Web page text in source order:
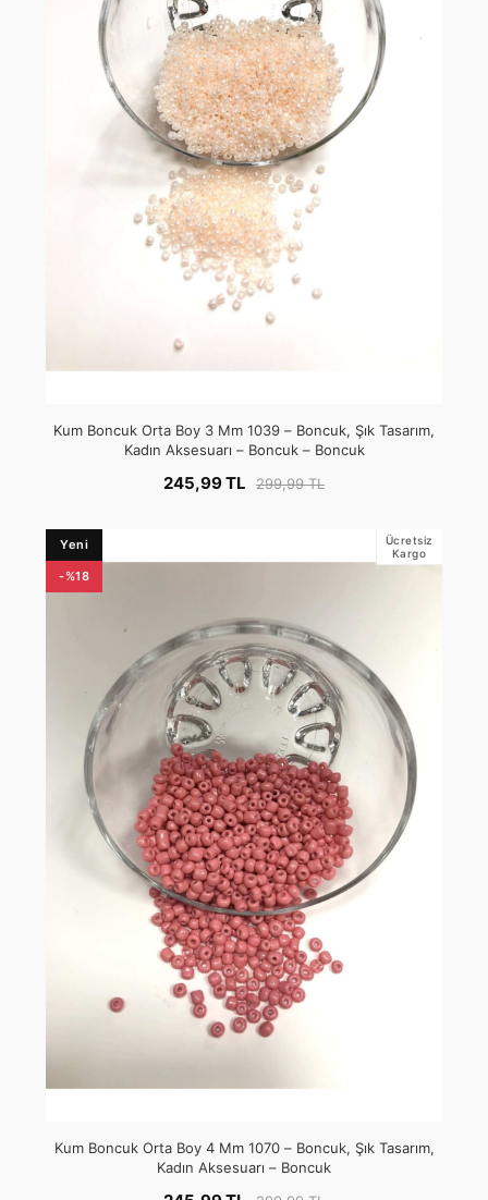
Kum Boncuk Orta Boy 3 Mm 1039 – Boncuk, Şık Tasarım,
Kadın Aksesuarı – Boncuk – Boncuk
245,99 TL 299,99 TL
Yeni
-%18
Ücretsiz
Kargo
Kum Boncuk Orta Boy 4 Mm 1070 – Boncuk, Şık Tasarım,
Kadın Aksesuarı – Boncuk